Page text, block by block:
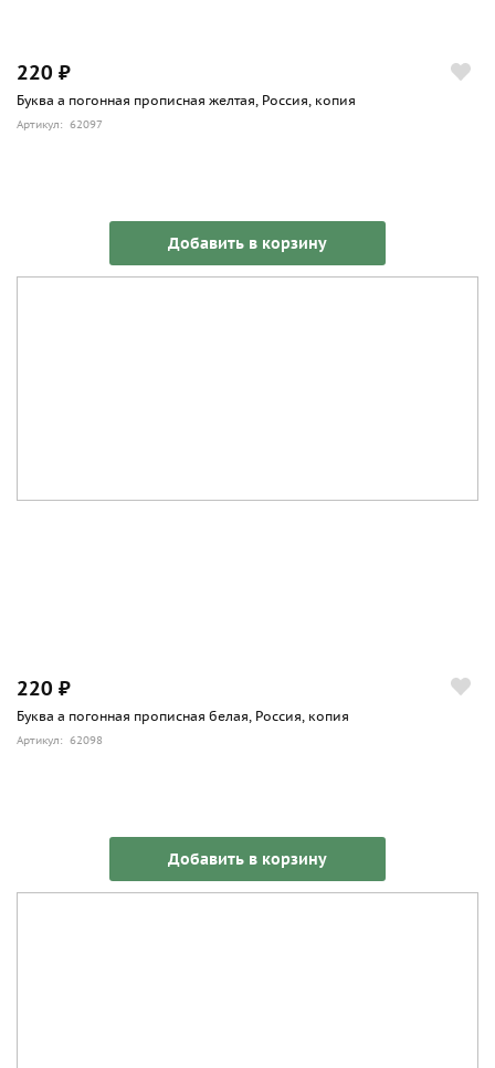
220 ₽
Буква а погонная прописная желтая, Россия, копия
Артикул: 62097
Добавить в корзину
220 ₽
Буква а погонная прописная белая, Россия, копия
Артикул: 62098
Добавить в корзину